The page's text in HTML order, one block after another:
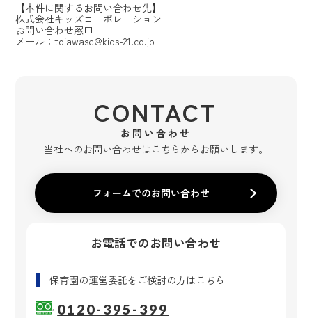
【本件に関するお問い合わせ先】
株式会社キッズコーポレーション
お問い合わせ窓口
メール：toiawase@kids-21.co.jp
CONTACT
お問い合わせ
当社へのお問い合わせはこちらからお願いします。
フォームでのお問い合わせ
お電話でのお問い合わせ
保育園の運営委託をご検討の方はこちら
0120-395-399